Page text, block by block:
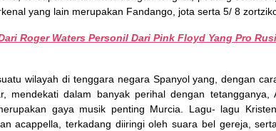
yang lain merupakan Fandango, jota serta 5/ 8
Roger Waters Personil Dari Pink Floyd Yang Pro
wilayah di tenggara negara Spanyol yang, dengan
mendekati dalam banyak perihal dengan tetangganya,
gaya musik penting Murcia. Lagu- lagu
acappella, terkadang diiringi oleh suara bel gereja,